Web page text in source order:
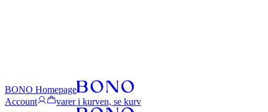
BONO Homepage
Account
varer i kurven, se kurv